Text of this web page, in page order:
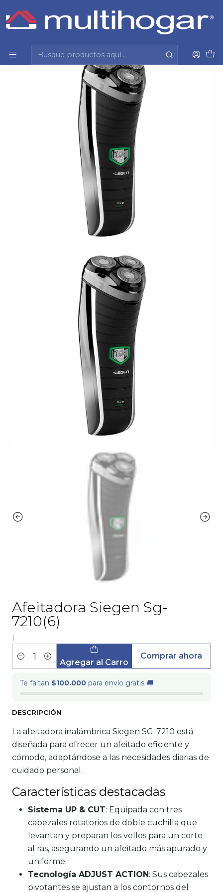
Inicio Tecnología y cuidado personal
Afeitadora
Afeitadora Siegen Sg-7210(6)
Afeitadora Siegen Sg-
7210(6)
|
Cantidad Agregar al Carro
Comprar ahora
Te faltan $100.000 para envío gratis 🚚
DESCRIPCIÓN
La afeitadora inalámbrica Siegen SG-7210 está
diseñada para ofrecer un afeitado eficiente y
cómodo, adaptándose a las necesidades diarias de
cuidado personal.
Características destacadas
Sistema UP & CUT: Equipada con tres
cabezales rotatorios de doble cuchilla que
levantan y preparan los vellos para un corte
al ras, asegurando un afeitado más apurado y
uniforme.
Tecnología ADJUST ACTION: Sus cabezales
pivotantes se ajustan a los contornos del